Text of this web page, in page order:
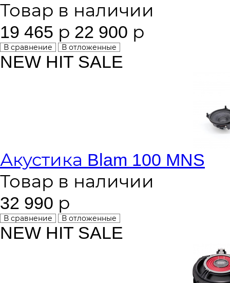
Товар в наличии
19 465 р 22 900 р
В сравнение В отложенные
NEW HIT SALE
Акустика Blam 100 MNS
Товар в наличии
32 990 р
В сравнение В отложенные
NEW HIT SALE